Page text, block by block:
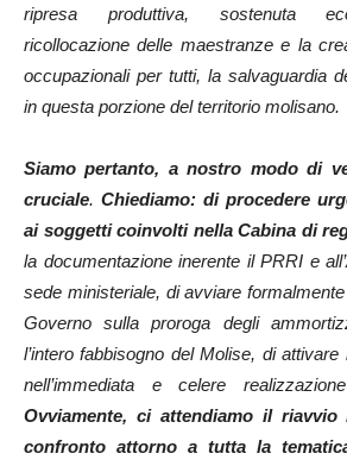
ripresa produttiva, sostenuta
ricollocazione delle maestranze e la
occupazionali per tutti, la salvaguardia
in questa porzione del territorio molisano.
Siamo pertanto, a nostro modo di
cruciale. Chiediamo: di procedere
ai soggetti coinvolti nella Cabina di
la documentazione inerente il PRRI e
sede ministeriale, di avviare
Governo sulla proroga degli
l’intero fabbisogno del Molise, di attivare
nell’immediata e celere
Ovviamente, ci attendiamo il
confronto attorno a tutta la